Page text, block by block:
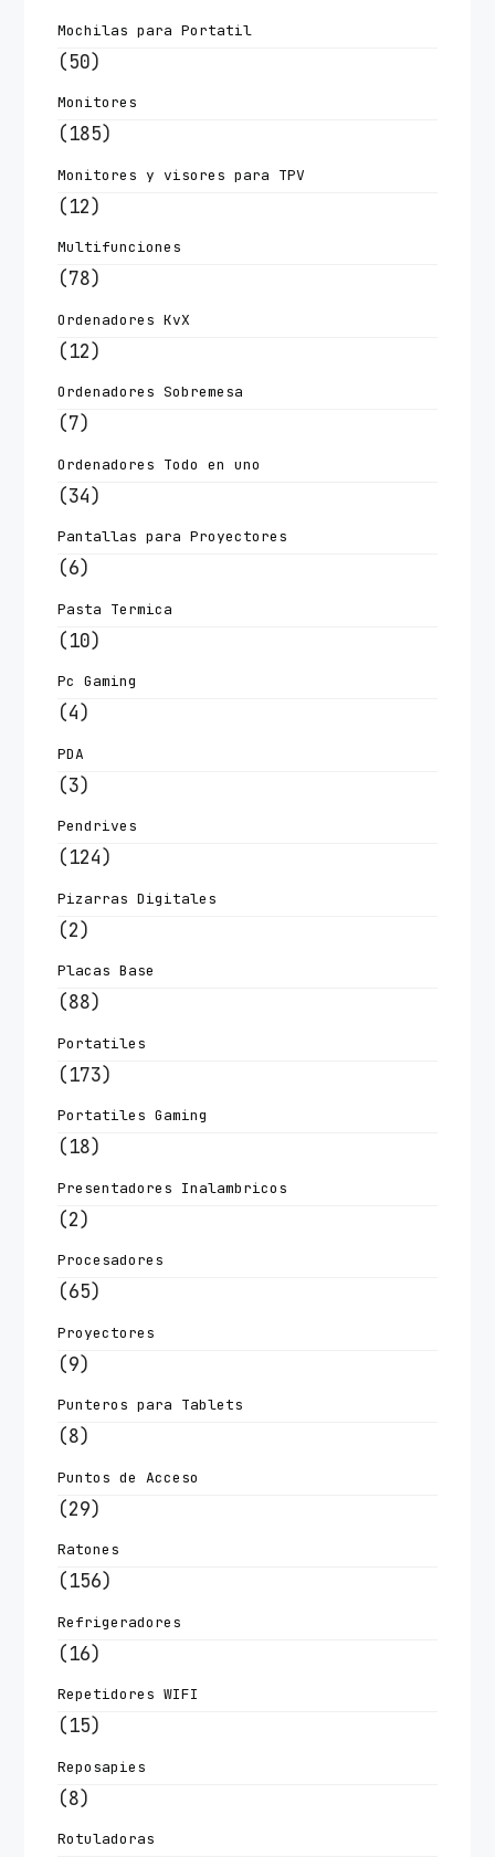
Mochilas para Portatil
(50)
Monitores
(185)
Monitores y visores para TPV
(12)
Multifunciones
(78)
Ordenadores KvX
(12)
Ordenadores Sobremesa
(7)
Ordenadores Todo en uno
(34)
Pantallas para Proyectores
(6)
Pasta Termica
(10)
Pc Gaming
(4)
PDA
(3)
Pendrives
(124)
Pizarras Digitales
(2)
Placas Base
(88)
Portatiles
(173)
Portatiles Gaming
(18)
Presentadores Inalambricos
(2)
Procesadores
(65)
Proyectores
(9)
Punteros para Tablets
(8)
Puntos de Acceso
(29)
Ratones
(156)
Refrigeradores
(16)
Repetidores WIFI
(15)
Reposapies
(8)
Rotuladoras